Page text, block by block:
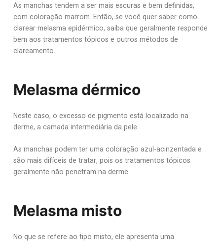
As manchas tendem a ser mais escuras e bem definidas,
com coloração marrom. Então, se você quer saber como
clarear melasma epidérmico, saiba que geralmente responde
bem aos tratamentos tópicos e outros métodos de
clareamento.
Melasma dérmico
Neste caso, o excesso de pigmento está localizado na
derme, a camada intermediária da pele.
As manchas podem ter uma coloração azul-acinzentada e
são mais difíceis de tratar, pois os tratamentos tópicos
geralmente não penetram na derme.
Melasma misto
No que se refere ao tipo misto, ele apresenta uma